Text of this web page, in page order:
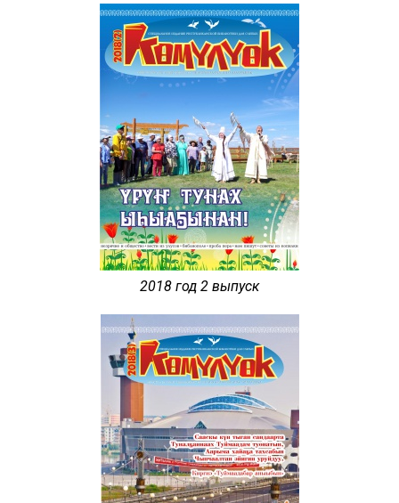
2018 год 2 выпуск